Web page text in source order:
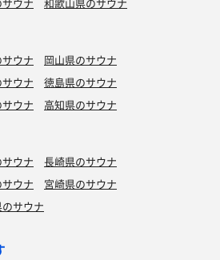
ウナ
岡山県のサウナ
ウナ
徳島県のサウナ
ウナ 高知県のサウナ
ウナ
長崎県のサウナ
ウナ
宮崎県のサウナ
サウナ